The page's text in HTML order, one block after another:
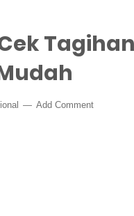
Add Comment